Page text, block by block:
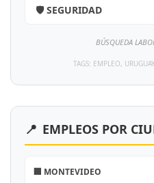
🛡️ SEGURIDAD
BÚSQUEDA
TAGS: EMPLEO,
📍 EMPLEOS POR
🏢 MONTEVIDEO